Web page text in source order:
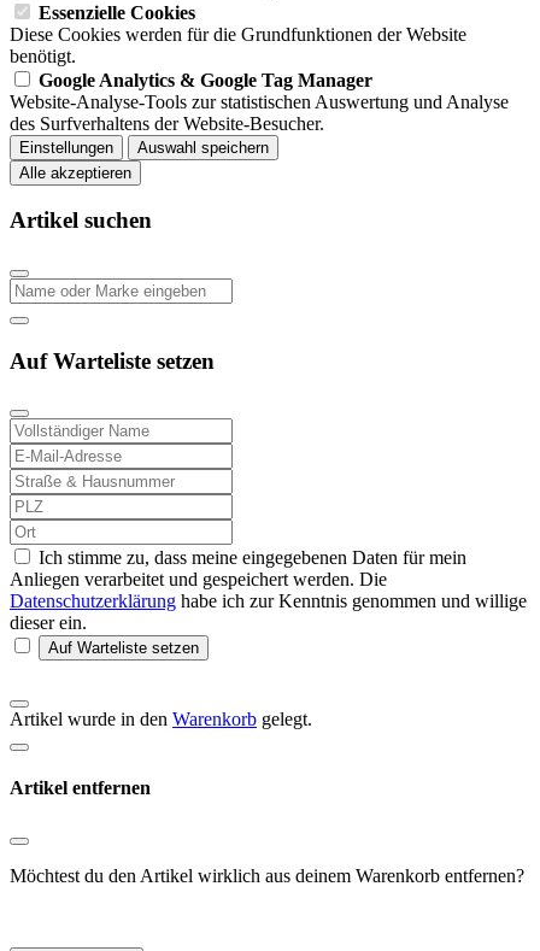
Essenzielle Cookies
Diese Cookies werden für die Grundfunktionen der Website
benötigt.
Google Analytics & Google Tag Manager
Website-Analyse-Tools zur statistischen Auswertung und Analyse
des Surfverhaltens der Website-Besucher.
Einstellungen
Auswahl speichern
Alle akzeptieren
Artikel suchen
Auf Warteliste setzen
Ich stimme zu, dass meine eingegebenen Daten für mein
Anliegen verarbeitet und gespeichert werden. Die
Datenschutzerklärung habe ich zur Kenntnis genommen und willige
dieser ein.
Auf Warteliste setzen
Artikel wurde in den Warenkorb gelegt.
Artikel entfernen
Möchtest du den Artikel wirklich aus deinem Warenkorb entfernen?